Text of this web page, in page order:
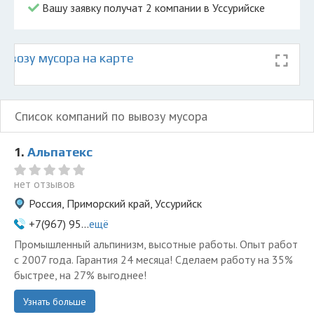
Вашу заявку получат 2 компании в Уссурийске
мусора на карте
Список компаний по вывозу мусора
1. Альпатекс
нет отзывов
Россия, Приморский край, Уссурийск
+7(967) 95...ещё
Промышленный альпинизм, высотные работы. Опыт работ
с 2007 года. Гарантия 24 месяца! Сделаем работу на 35%
быстрее, на 27% выгоднее!
Узнать больше